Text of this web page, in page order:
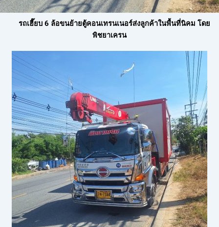
รถเฮี๊ยบ 6 ล้อขนย้ายตู้คอนเทรนเนอร์ส่งลูกค้าในพื้นที่นิคม โดย
พิชยาเครน